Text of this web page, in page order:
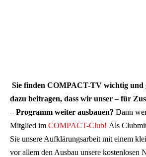
Sie finden COMPACT-TV wichtig und
dazu beitragen, dass wir unser – für
– Programm weiter ausbauen? Dann
Mitglied im COMPACT-Club! Als
Sie unsere Aufklärungsarbeit mit einem
vor allem den Ausbau unsere kostenlosen